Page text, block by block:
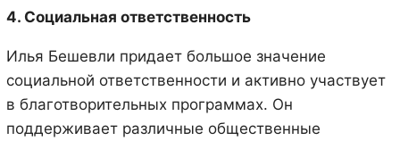
4. Социальная ответственность
Илья Бешевли придает большое значение
социальной ответственности и активно участвует
в благотворительных программах. Он
поддерживает различные общественные